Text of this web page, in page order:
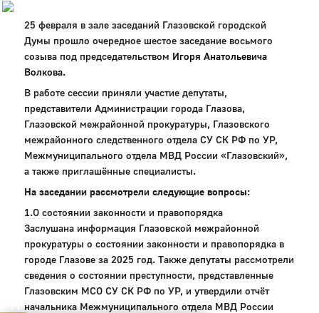
История
Настоящее
Стратегия
Гостям
Жителям
Бизнесу
Глава
КСО
Дума
+7 (34141) 21-300
Администрация
25 февраля в зале заседаний Глазовской городской
Думы прошло очередное шестое заседание восьмого
созыва под председательством Игоря Анатольевича
Волкова.
В работе сессии приняли участие депутаты,
представители Администрации города Глазова,
Глазовской межрайонной прокуратуры, Глазовского
межрайонного следственного отдела СУ СК РФ по УР,
Межмуниципального отдела МВД России «Глазовский»,
а также приглашённые специалисты.
На заседании рассмотрели следующие вопросы:
1.О состоянии законности и правопорядка
Заслушана информация Глазовской межрайонной
прокуратуры о состоянии законности и правопорядка в
городе Глазове за 2025 год. Также депутаты рассмотрели
сведения о состоянии преступности, представленные
Глазовским МСО СУ СК РФ по УР, и утвердили отчёт
начальника Межмуниципального отдела МВД России